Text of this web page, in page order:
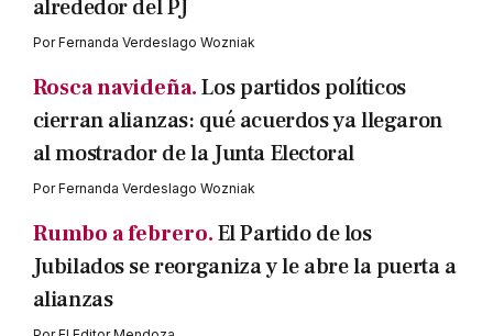
alrededor del PJ
PorFernanda Verdeslago Wozniak
Rosca navideña.Los partidos políticos
cierran alianzas: qué acuerdos ya llegaron
al mostrador de la Junta Electoral
PorFernanda Verdeslago Wozniak
Rumbo a febrero.El Partido de los
Jubilados se reorganiza y le abre la puerta a
alianzas